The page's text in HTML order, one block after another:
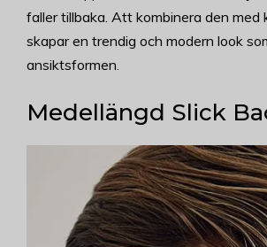
faller tillbaka. Att kombinera den med
skapar en trendig och modern look
ansiktsformen.
Medellängd Slick